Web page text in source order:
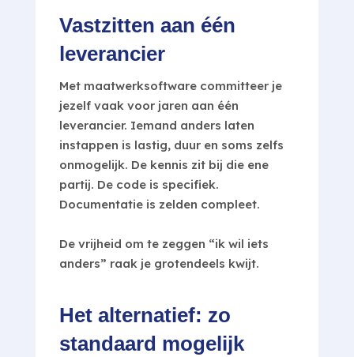
Vastzitten aan één
leverancier
Met maatwerksoftware committeer je
jezelf vaak voor jaren aan één
leverancier. Iemand anders laten
instappen is lastig, duur en soms zelfs
onmogelijk. De kennis zit bij die ene
partij. De code is specifiek.
Documentatie is zelden compleet.
De vrijheid om te zeggen “ik wil iets
anders” raak je grotendeels kwijt.
Het alternatief: zo
standaard mogelijk